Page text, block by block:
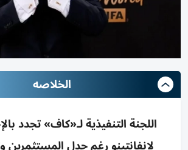
الخلاصه
اللجنة التنفيذية لـ«كاف» تجدد